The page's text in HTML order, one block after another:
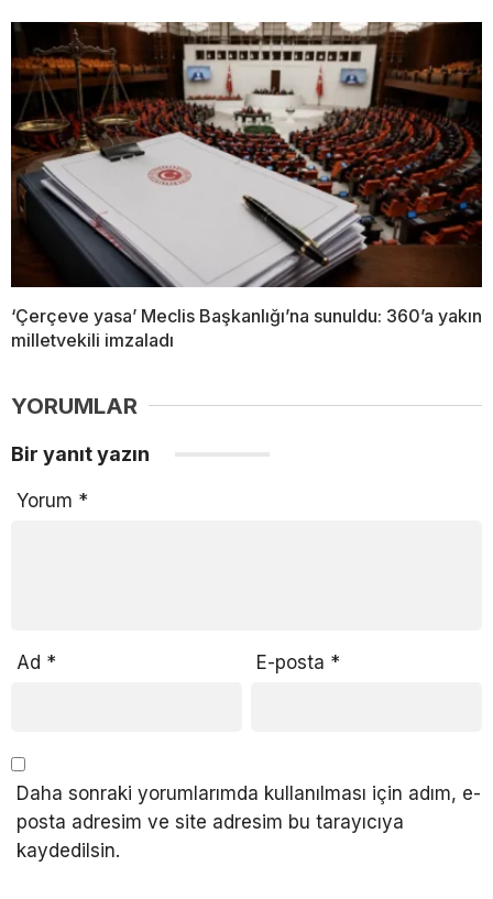
‘Çerçeve yasa’ Meclis Başkanlığı’na sunuldu: 360’a yakın
milletvekili imzaladı
YORUMLAR
Bir yanıt yazın
Yorum *
Ad * E-posta *
Daha sonraki yorumlarımda kullanılması için adım, e-
posta adresim ve site adresim bu tarayıcıya
kaydedilsin.